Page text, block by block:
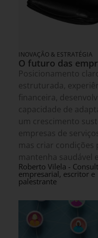
INOVAÇÃO & ESTRATÉGIA
O futuro das
Posicionamento
estruturada,
financeira,
capacidade de
um crescimento
empresas de
mas criar condições
mantenha saudável
Roberto Vilela -
empresarial, escritor e
palestrante